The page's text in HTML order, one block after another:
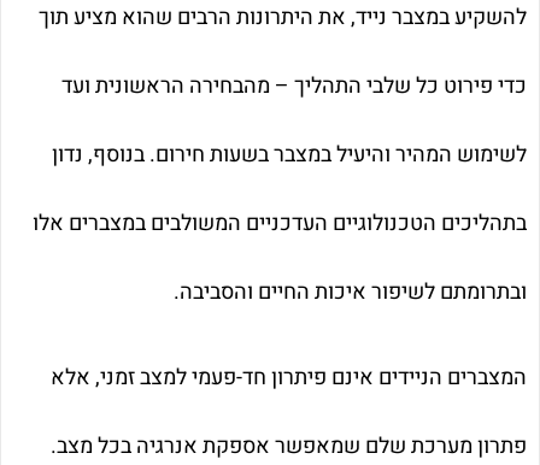
להשקיע במצבר נייד, את היתרונות הרבים שהוא מציע תוך
כדי פירוט כל שלבי התהליך – מהבחירה הראשונית ועד
לשימוש המהיר והיעיל במצבר בשעות חירום. בנוסף, נדון
בתהליכים הטכנולוגיים העדכניים המשולבים במצברים אלו
ובתרומתם לשיפור איכות החיים והסביבה.
המצברים הניידים אינם פיתרון חד-פעמי למצב זמני, אלא
פתרון מערכת שלם שמאפשר אספקת אנרגיה בכל מצב.